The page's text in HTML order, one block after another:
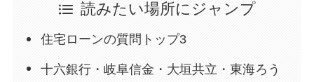
読みたい場所にジャンプ
住宅ローンの質問トップ3
十六銀行・岐阜信金・大垣共立・東海ろう